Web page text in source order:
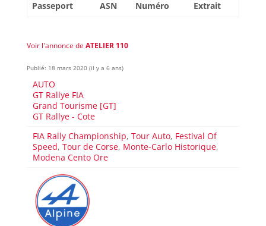
Passeport ASN Numéro Extrait
Voir l'annonce de ATELIER 110
Publié: 18 mars 2020 (il y a 6 ans)
AUTO
GT Rallye FIA
Grand Tourisme [GT]
GT Rallye - Cote
FIA Rally Championship,Tour Auto, Festival Of
Speed,Tour de Corse, Monte-Carlo Historique,
Modena Cento Ore